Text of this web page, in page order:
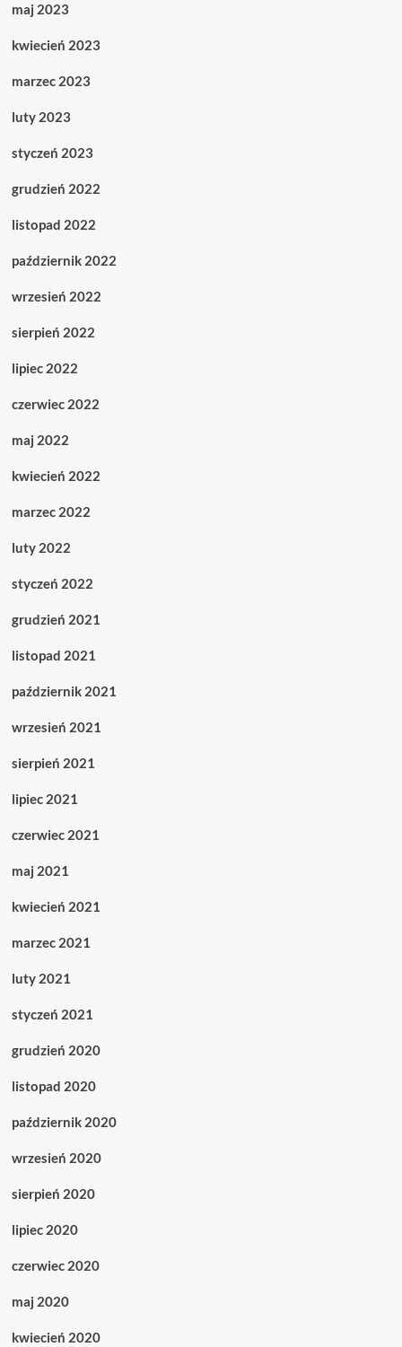
maj 2023
kwiecień 2023
marzec 2023
luty 2023
styczeń 2023
grudzień 2022
listopad 2022
październik 2022
wrzesień 2022
sierpień 2022
lipiec 2022
czerwiec 2022
maj 2022
kwiecień 2022
marzec 2022
luty 2022
styczeń 2022
grudzień 2021
listopad 2021
październik 2021
wrzesień 2021
sierpień 2021
lipiec 2021
czerwiec 2021
maj 2021
kwiecień 2021
marzec 2021
luty 2021
styczeń 2021
grudzień 2020
listopad 2020
październik 2020
wrzesień 2020
sierpień 2020
lipiec 2020
czerwiec 2020
maj 2020
kwiecień 2020